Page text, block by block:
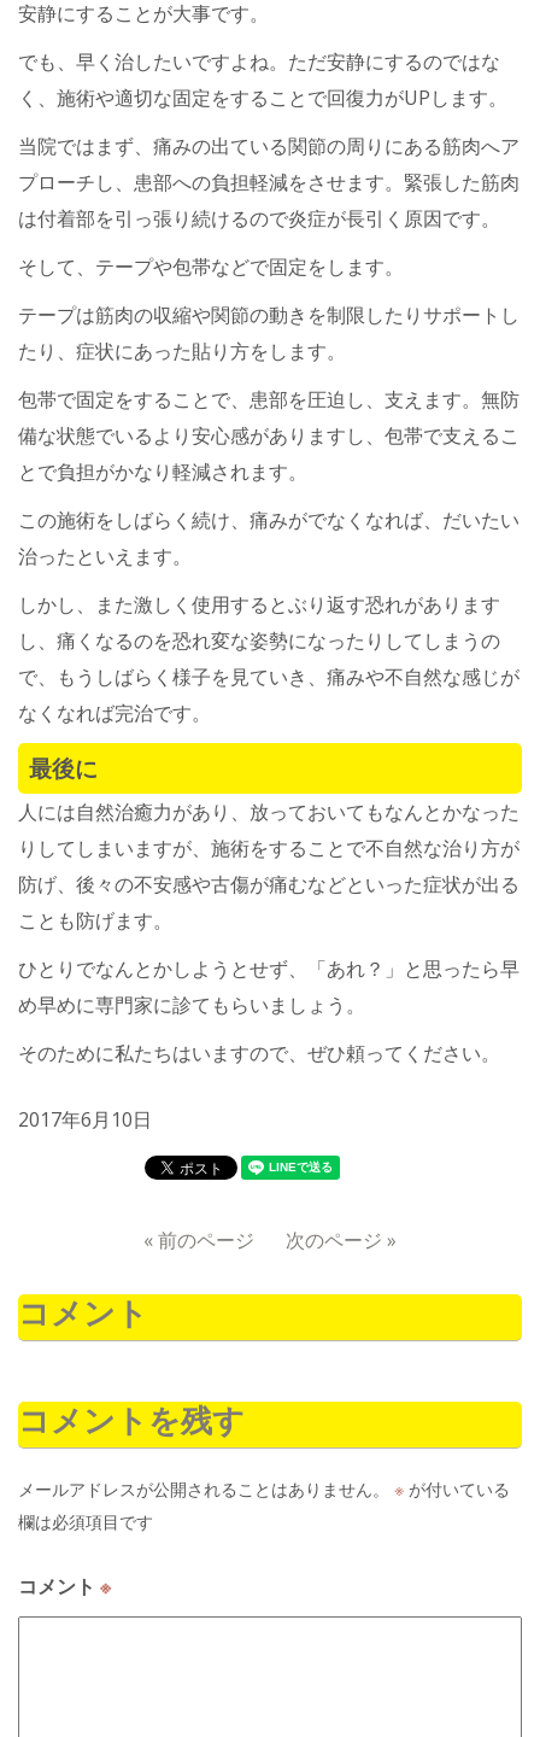
安静にすることが大事です。
でも、早く治したいですよね。ただ安静にするのではな
く、施術や適切な固定をすることで回復力がUPします。
当院ではまず、痛みの出ている関節の周りにある筋肉へア
プローチし、患部への負担軽減をさせます。緊張した筋肉
は付着部を引っ張り続けるので炎症が長引く原因です。
そして、テープや包帯などで固定をします。
テープは筋肉の収縮や関節の動きを制限したりサポートし
たり、症状にあった貼り方をします。
包帯で固定をすることで、患部を圧迫し、支えます。無防
備な状態でいるより安心感がありますし、包帯で支えるこ
とで負担がかなり軽減されます。
この施術をしばらく続け、痛みがでなくなれば、だいたい
治ったといえます。
しかし、また激しく使用するとぶり返す恐れがあります
し、痛くなるのを恐れ変な姿勢になったりしてしまうの
で、もうしばらく様子を見ていき、痛みや不自然な感じが
なくなれば完治です。
最後に
人には自然治癒力があり、放っておいてもなんとかなった
りしてしまいますが、施術をすることで不自然な治り方が
防げ、後々の不安感や古傷が痛むなどといった症状が出る
ことも防げます。
ひとりでなんとかしようとせず、「あれ？」と思ったら早
め早めに専門家に診てもらいましょう。
そのために私たちはいますので、ぜひ頼ってください。
2017年6月10日
« 前のページ 次のページ »
コメント
コメントを残す
メールアドレスが公開されることはありません。 ※ が付いている
欄は必須項目です
コメント ※